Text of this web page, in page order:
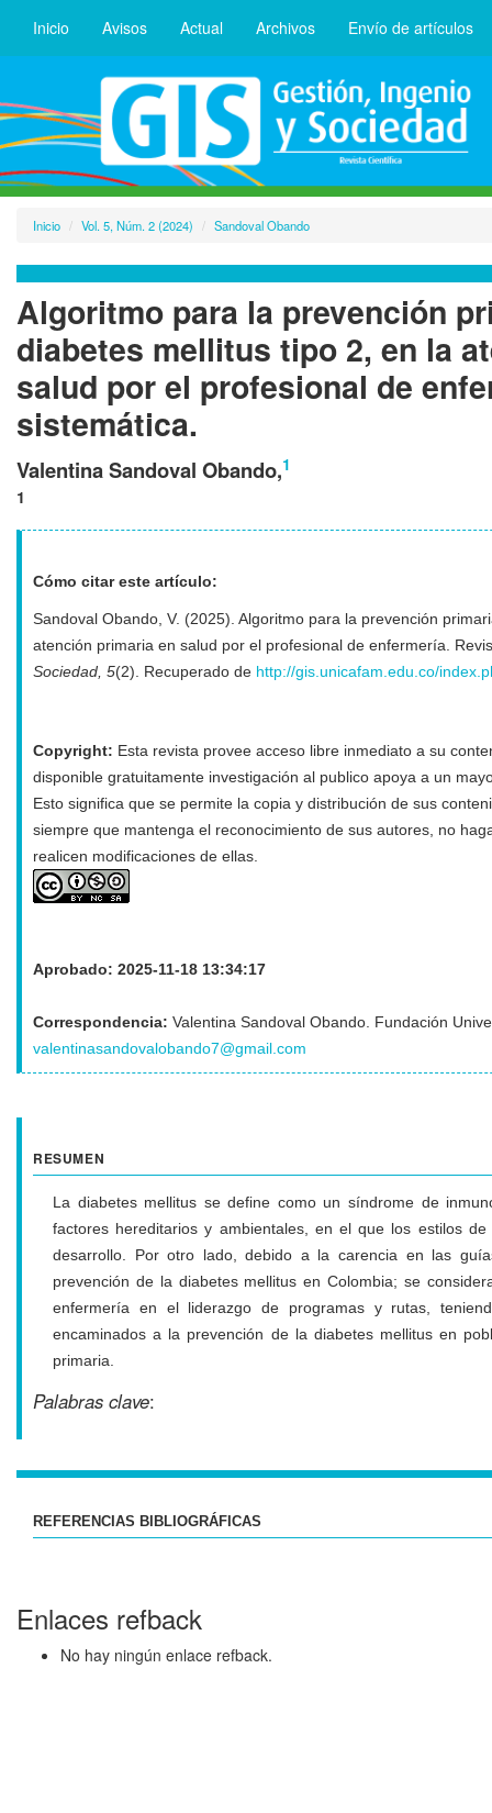
Inicio Avisos Actual Archivos Envío de artículos
Inicio Vol. 5, Núm. 2 (2024) Sandoval Obando
Algoritmo para la prevención
diabetes mellitus tipo 2, en la
salud por el profesional de
sistemática.
Valentina Sandoval Obando,1
1
Cómo citar este artículo:
Sandoval Obando, V. (2025). Algoritmo para la prevención
atención primaria en salud por el profesional de enfermería.
Sociedad, 5(2). Recuperado de http://gis.unicafam.edu.co/
Copyright: Esta revista provee acceso libre inmediato a su
disponible gratuitamente investigación al publico apoya a un
Esto significa que se permite la copia y distribución de sus
siempre que mantenga el reconocimiento de sus autores, no
realicen modificaciones de ellas.
Aprobado: 2025-11-18 13:34:17
Correspondencia: Valentina Sandoval Obando. Fundación
valentinasandovalobando7@gmail.com
RESUMEN
La diabetes mellitus se define como un síndrome de
factores hereditarios y ambientales, en el que los estilos
desarrollo. Por otro lado, debido a la carencia en las
prevención de la diabetes mellitus en Colombia; se
enfermería en el liderazgo de programas y rutas,
encaminados a la prevención de la diabetes mellitus en
primaria.
Palabras clave:
REFERENCIAS BIBLIOGRÁFICAS
Enlaces refback
No hay ningún enlace refback.